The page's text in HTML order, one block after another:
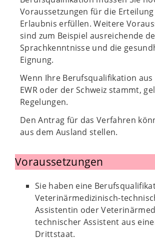
Voraussetzungen für die
Erlaubnis erfüllen. Weitere
sind zum Beispiel ausreichende
Sprachkenntnisse und die
Eignung.
Wenn Ihre Berufsqualifikation aus
EWR oder der Schweiz stammt,
Regelungen.
Den Antrag für das Verfahren
aus dem Ausland stellen.
Voraussetzungen
Sie haben eine
Veterinärmedizinisch-
Assistentin oder
technischer Assistent aus
Drittstaat.